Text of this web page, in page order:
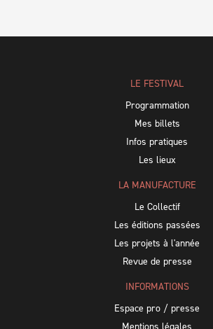
LE FESTIVAL
Programmation
Mes billets
Infos pratiques
Les lieux
LA MANUFACTURE
Le Collectif
Les éditions passées
Les projets à l'année
Revue de presse
INFORMATIONS
Espace pro / presse